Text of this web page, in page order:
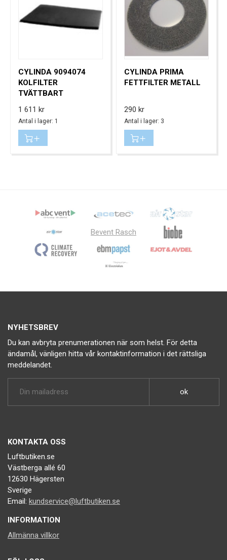
CYLINDA 9094074
KOLFILTER
TVÄTTBART
Pris
1 611 kr
Antal i lager: 1
CYLINDA PRIMA
FETTFILTER METALL
Pris
290 kr
Antal i lager: 3
Bevent Rasch
NYHETSBREV
Du kan avbryta prenumerationen när som helst. För detta
ändamål, vänligen hitta vår kontaktinformation i det rättsliga
meddelandet.
KONTAKTA OSS
Luftbutiken.se
Västberga allé 60
12630 Hägersten
Sverige
Email: kundservice@luftbutiken.se
INFORMATION
Allmänna villkor